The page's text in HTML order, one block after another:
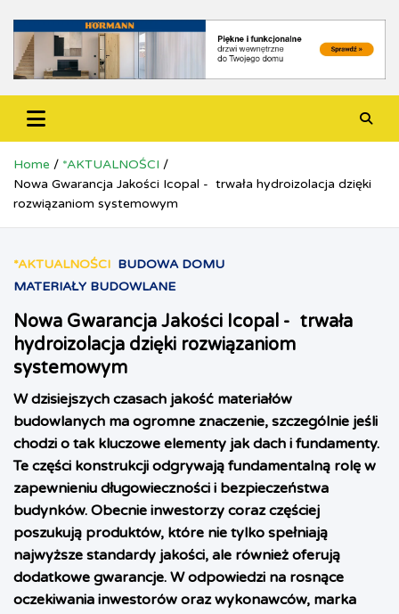
Home
*AKTUALNOŚCI
Nowa Gwarancja Jakości Icopal - trwała hydroizolacja dzięki
rozwiązaniom systemowym
*AKTUALNOŚCI BUDOWA DOMU
MATERIAŁY BUDOWLANE
Nowa Gwarancja Jakości Icopal - trwała
hydroizolacja dzięki rozwiązaniom
systemowym
W dzisiejszych czasach jakość materiałów
budowlanych ma ogromne znaczenie, szczególnie jeśli
chodzi o tak kluczowe elementy jak dach i fundamenty.
Te części konstrukcji odgrywają fundamentalną rolę w
zapewnieniu długowieczności i bezpieczeństwa
budynków. Obecnie inwestorzy coraz częściej
poszukują produktów, które nie tylko spełniają
najwyższe standardy jakości, ale również oferują
dodatkowe gwarancje. W odpowiedzi na rosnące
oczekiwania inwestorów oraz wykonawców, marka